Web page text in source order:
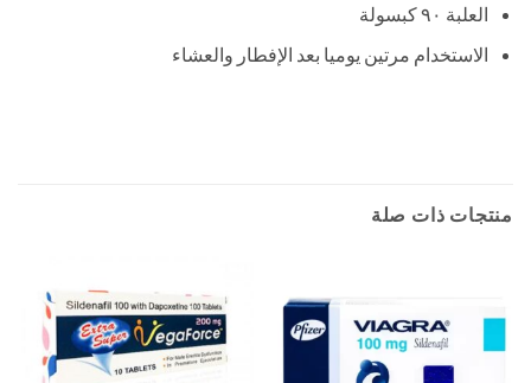
العلبة ٩٠ كبسولة
الاستخدام مرتين يوميا بعد الإفطار والعشاء
منتجات ذات صلة